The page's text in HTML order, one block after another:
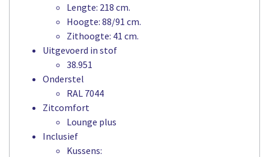
Lengte: 218 cm.
Hoogte: 88/91 cm.
Zithoogte: 41 cm.
Uitgevoerd in stof
38.951
Onderstel
RAL 7044
Zitcomfort
Lounge plus
Inclusief
Kussens: